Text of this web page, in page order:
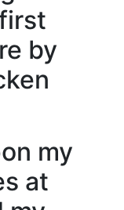
by
my
at